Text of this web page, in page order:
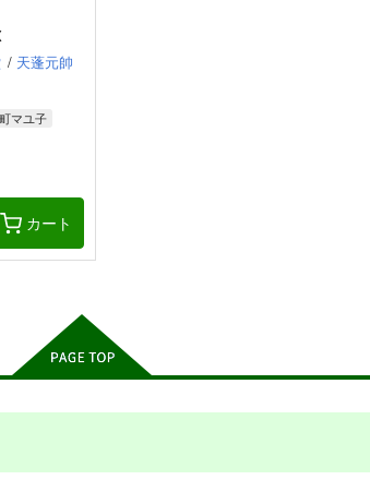
/ 天蓬元帥
マユ子
カート